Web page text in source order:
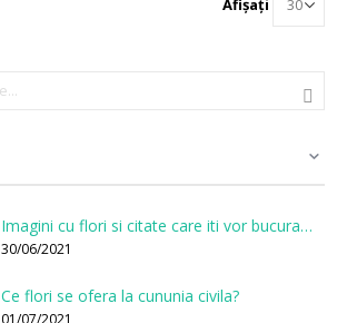
Imagini cu flori si citate care iti vor bucura sufletul
30/06/2021
Ce flori se ofera la cununia civila?